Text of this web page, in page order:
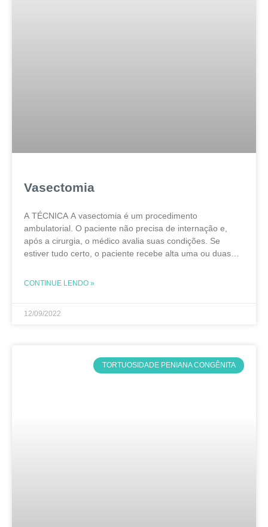
Vasectomia
A TÉCNICA A vasectomia é um procedimento
ambulatorial. O paciente não precisa de internação e,
após a cirurgia, o médico avalia suas condições. Se
estiver tudo certo, o paciente recebe alta uma ou duas
CONTINUE LENDO »
12/09/2022
TORTUOSIDADE PENIANA CONGÊNITA